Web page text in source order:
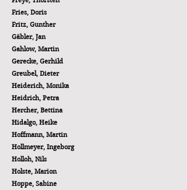
Fries, Doris
Fritz, Gunther
Gäbler, Jan
Gahlow, Martin
Gerecke, Gerhild
Greubel, Dieter
Heiderich, Monika
Heidrich, Petra
Hercher, Bettina
Hidalgo, Heike
Hoffmann, Martin
Hollmeyer, Ingeborg
Holloh, Nils
Holste, Marion
Hoppe, Sabine